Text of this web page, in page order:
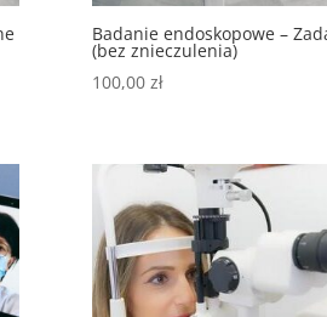
Badanie endoskopowe –
(bez znieczulenia)
100,00 zł